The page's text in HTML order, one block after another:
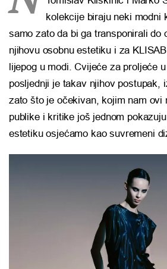
kolekcije biraju neki modni
samo zato da bi ga transponirali do
njihovu osobnu estetiku i za
lijepog u modi. Cvijeće za proljeće
posljednji je takav njihov postupak,
zato što je očekivan, kojim nam ovi
publike i kritike još jednom
estetiku osjećamo kao suvremeni